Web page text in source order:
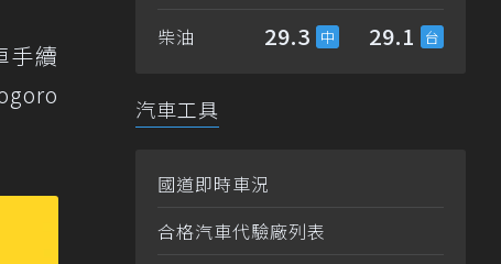
手續
柴油 29.3 29.1
汽車工具
國道即時車況
合格汽車代驗廠列表